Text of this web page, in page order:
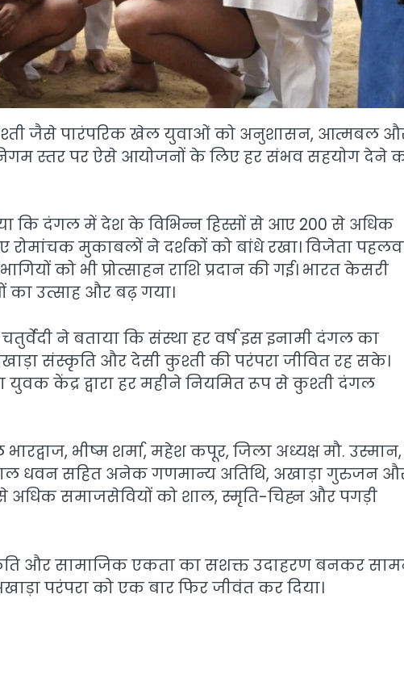
जैसे पारंपरिक खेल युवाओं को अनुशासन, आत्मबल
स्तर पर ऐसे आयोजनों के लिए हर संभव सहयोग देने
दंगल में देश के विभिन्न हिस्सों से आए 200 से अधिक
रोमांचक मुकाबलों ने दर्शकों को बांधे रखा। विजेता
को भी प्रोत्साहन राशि प्रदान की गई। भारत केसरी
उत्साह और बढ़ गया।
ने बताया कि संस्था हर वर्ष इस इनामी दंगल का
संस्कृति और देसी कुश्ती की परंपरा जीवित रह सके।
युवक केंद्र द्वारा हर महीने नियमित रूप से कुश्ती दंगल
भीष्म शर्मा, महेश कपूर, जिला अध्यक्ष मौ. उस्मान,
धवन सहित अनेक गणमान्य अतिथि, अखाड़ा गुरुजन
अधिक समाजसेवियों को शाल, स्मृति-चिह्न और पगड़ी
और सामाजिक एकता का सशक्त उदाहरण बनकर
परंपरा को एक बार फिर जीवंत कर दिया।